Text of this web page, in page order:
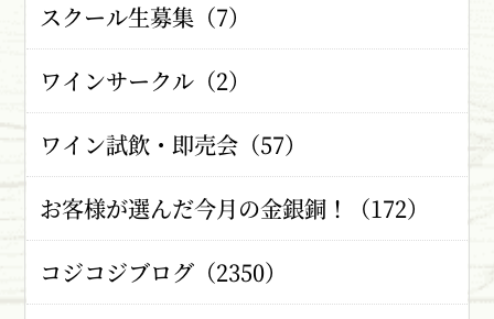
スクール生募集（7）
ワインサークル（2）
ワイン試飲・即売会（57）
お客様が選んだ今月の金銀銅！（172）
コジコジブログ（2350）